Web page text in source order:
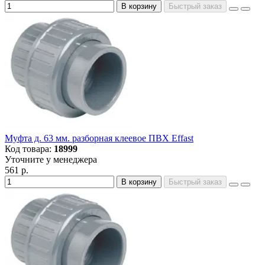
В корзину Быстрый заказ
Муфта д. 63 мм. разборная клеевое ПВХ Effast
Код товара: 18999
Уточните у менеджера
561 р.
В корзину Быстрый заказ